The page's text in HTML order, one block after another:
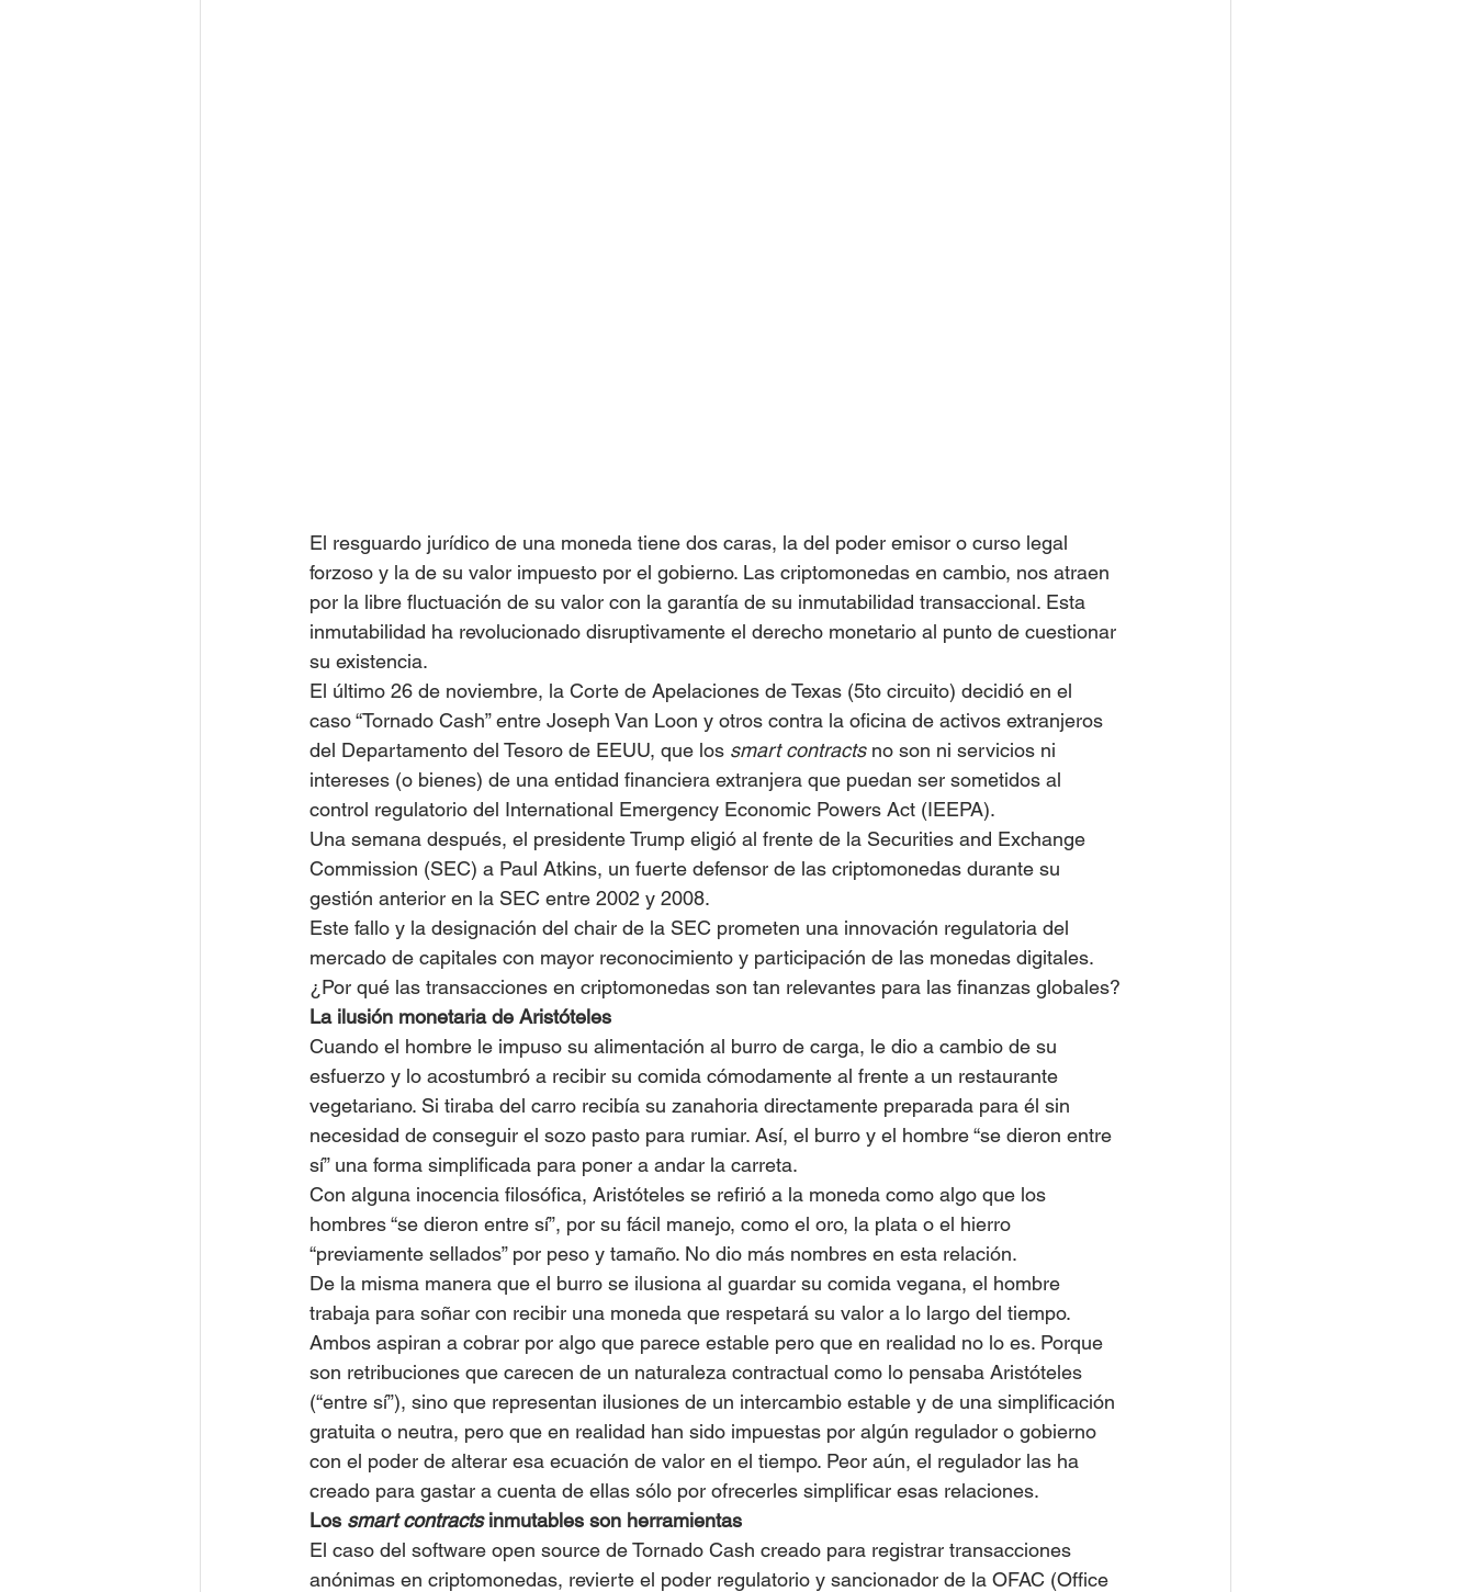
El resguardo jurídico de una moneda tiene dos caras, la del poder emisor o curso legal
forzoso y la de su valor impuesto por el gobierno. Las criptomonedas en cambio, nos atraen
por la libre fluctuación de su valor con la garantía de su inmutabilidad transaccional. Esta
inmutabilidad ha revolucionado disruptivamente el derecho monetario al punto de cuestionar
su existencia.
El último 26 de noviembre, la Corte de Apelaciones de Texas (5to circuito) decidió en el
caso “Tornado Cash” entre Joseph Van Loon y otros contra la oficina de activos extranjeros
del Departamento del Tesoro de EEUU, que los smart contracts no son ni servicios ni
intereses (o bienes) de una entidad financiera extranjera que puedan ser sometidos al
control regulatorio del International Emergency Economic Powers Act (IEEPA).
Una semana después, el presidente Trump eligió al frente de la Securities and Exchange
Commission (SEC) a Paul Atkins, un fuerte defensor de las criptomonedas durante su
gestión anterior en la SEC entre 2002 y 2008.
Este fallo y la designación del chair de la SEC prometen una innovación regulatoria del
mercado de capitales con mayor reconocimiento y participación de las monedas digitales.
¿Por qué las transacciones en criptomonedas son tan relevantes para las finanzas globales?
La ilusión monetaria de Aristóteles
Cuando el hombre le impuso su alimentación al burro de carga, le dio a cambio de su
esfuerzo y lo acostumbró a recibir su comida cómodamente al frente a un restaurante
vegetariano. Si tiraba del carro recibía su zanahoria directamente preparada para él sin
necesidad de conseguir el sozo pasto para rumiar. Así, el burro y el hombre “se dieron entre
sí” una forma simplificada para poner a andar la carreta.
Con alguna inocencia filosófica, Aristóteles se refirió a la moneda como algo que los
hombres “se dieron entre sí”, por su fácil manejo, como el oro, la plata o el hierro
“previamente sellados” por peso y tamaño. No dio más nombres en esta relación.
De la misma manera que el burro se ilusiona al guardar su comida vegana, el hombre
trabaja para soñar con recibir una moneda que respetará su valor a lo largo del tiempo.
Ambos aspiran a cobrar por algo que parece estable pero que en realidad no lo es. Porque
son retribuciones que carecen de un naturaleza contractual como lo pensaba Aristóteles
(“entre sí”), sino que representan ilusiones de un intercambio estable y de una simplificación
gratuita o neutra, pero que en realidad han sido impuestas por algún regulador o gobierno
con el poder de alterar esa ecuación de valor en el tiempo. Peor aún, el regulador las ha
creado para gastar a cuenta de ellas sólo por ofrecerles simplificar esas relaciones.
Los smart contracts inmutables son herramientas
El caso del software open source de Tornado Cash creado para registrar transacciones
anónimas en criptomonedas, revierte el poder regulatorio y sancionador de la OFAC (Office